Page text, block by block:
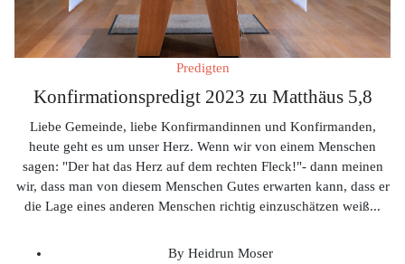
Predigten
Konfirmationspredigt 2023 zu Matthäus 5,8
Liebe Gemeinde, liebe Konfirmandinnen und Konfirmanden,
heute geht es um unser Herz. Wenn wir von einem Menschen
sagen: "Der hat das Herz auf dem rechten Fleck!"- dann meinen
wir, dass man von diesem Menschen Gutes erwarten kann, dass er
die Lage eines anderen Menschen richtig einzuschätzen weiß...
By Heidrun Moser